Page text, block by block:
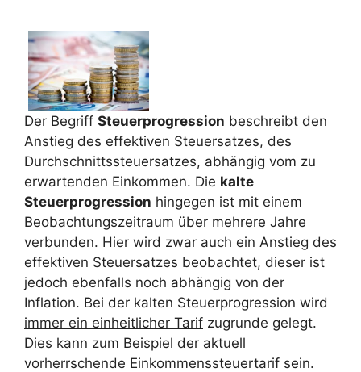
Der Begriff Steuerprogression beschreibt den
Anstieg des effektiven Steuersatzes, des
Durchschnittssteuersatzes, abhängig vom zu
erwartenden Einkommen. Die kalte
Steuerprogression hingegen ist mit einem
Beobachtungszeitraum über mehrere Jahre
verbunden. Hier wird zwar auch ein Anstieg des
effektiven Steuersatzes beobachtet, dieser ist
jedoch ebenfalls noch abhängig von der
Inflation. Bei der kalten Steuerprogression wird
immer ein einheitlicher Tarif zugrunde gelegt.
Dies kann zum Beispiel der aktuell
vorherrschende Einkommenssteuertarif sein.